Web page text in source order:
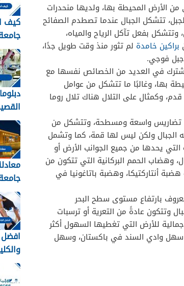
الأرض المحيطة بها، ولديها منحدرات
تتشكل الجبال عندما تصطدم الصفائح
بفعل تآكل الرياح والمياه،
براكين خامدة لم تثور منذ وقت طويل جدًا،
فوجي.
تشترك في العديد من الخصائص نفسها مع
بها، وغالبًا ما تتشكل من عوامل
التعرية، كما ويبلغ ارتفاع التلال أقل من 3000 قدم، وكمثال على التلال هناك تلال روما
واسعة ومسطحة، وتتشكل من
الجبال ولكن ليس لها قمة، كما وتشمل
يحدها من جميع الجوانب الأرض أو
وهضاب الحمم البركانية التي تتكون من
أنتاركتيكا، وهضبة باتاغونيا في
بارتفاع مستوى سطح البحر
وتتكون عادةً من التعرية أو ترسبات
للأرض التي تغطيها السهول أكثر
سهل وادي السند في باكستان، وسهل
كيف
1448
نورة 1448
افضل
1448